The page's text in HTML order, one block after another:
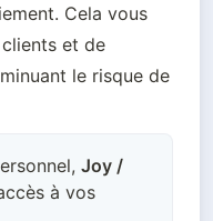
Cela vous
et de
le risque de
Joy /
à vos